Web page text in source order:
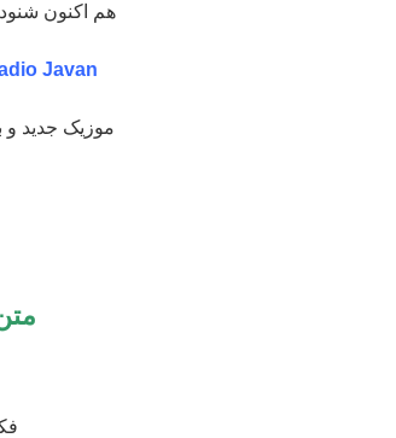
هم اکنون
Javan
موزیک جدید و